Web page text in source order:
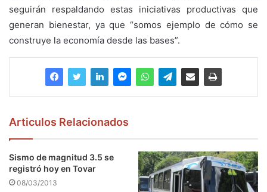
seguirán respaldando estas iniciativas productivas que
generan bienestar, ya que “somos ejemplo de cómo se
construye la economía desde las bases”.
Articulos Relacionados
Sismo de magnitud 3.5 se
registró hoy en Tovar
08/03/2013